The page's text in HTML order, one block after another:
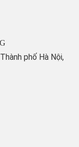
phố Hà Nội,